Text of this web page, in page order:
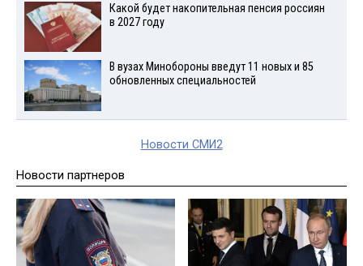
Какой будет накопительная пенсия россиян
в 2027 году
В вузах Минобороны введут 11 новых и 85
обновленных специальностей
Новости СМИ2
Новости партнеров